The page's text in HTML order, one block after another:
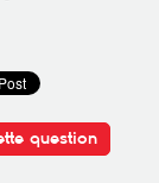
question